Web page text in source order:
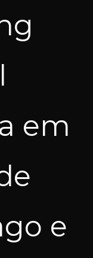
em
e